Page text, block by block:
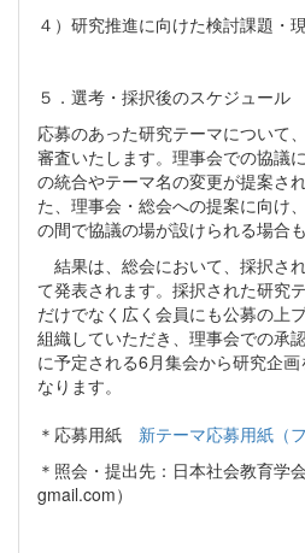
４）研究推進に向けた検討課題・
５．選考・採択後のスケジュール
応募のあった研究テーマについて
審査いたします。理事会での協議
の統合やテーマ名の変更が提案さ
た、理事会・総会への提案に向け
の間で協議の場が設けられる場合も
結果は、総会において、採択さ
て発表されます。採択された研究
だけでなく広く会員にも公募の上
組織していただき、理事会での承
に予定される6月集会から研究企
なります。
＊応募用紙 新テーマ応募用紙（
＊照会・提出先：日本社会教育学
gmail.com）